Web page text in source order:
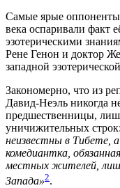
Самые ярые
века оспаривали факт
эзотерическими
Рене Генон и доктор
западной
Закономерно, что из
Давид-Неэль никогда
предшественницы,
уничижительных строк:
неизвестны в Тибете,
комедиантка,
местных жителей,
Запада»2.